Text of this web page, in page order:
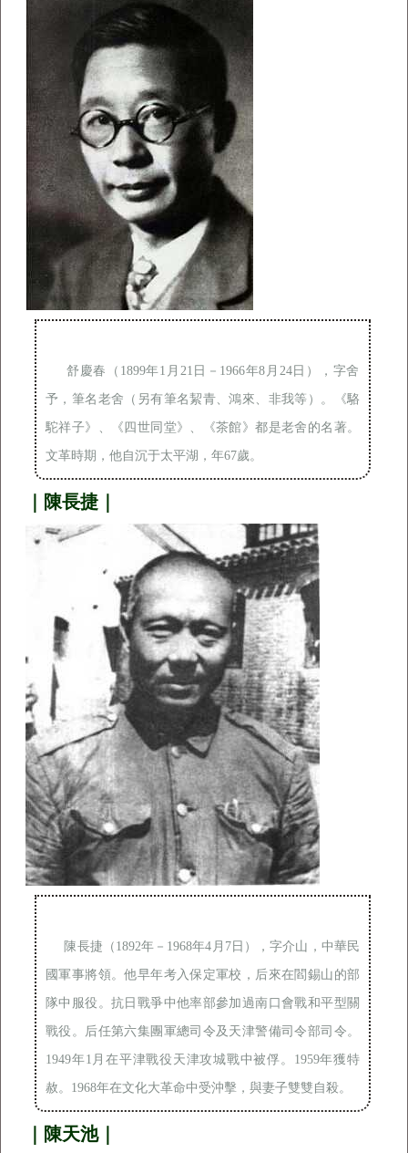
舒慶春（1899年1月21日－1966年8月24日），字舍
予，筆名老舍（另有筆名絜青、鴻來、非我等）。《駱
駝祥子》、《四世同堂》、《茶館》都是老舍的名著。
文革時期，他自沉于太平湖，年67歲。
｜陳長捷｜
陳長捷（1892年－1968年4月7日），字介山，中華民
國軍事將領。他早年考入保定軍校，后來在閻錫山的部
隊中服役。抗日戰爭中他率部參加過南口會戰和平型關
戰役。后任第六集團軍總司令及天津警備司令部司令。
1949年1月在平津戰役天津攻城戰中被俘。1959年獲特
赦。1968年在文化大革命中受沖擊，與妻子雙雙自殺。
｜陳天池｜